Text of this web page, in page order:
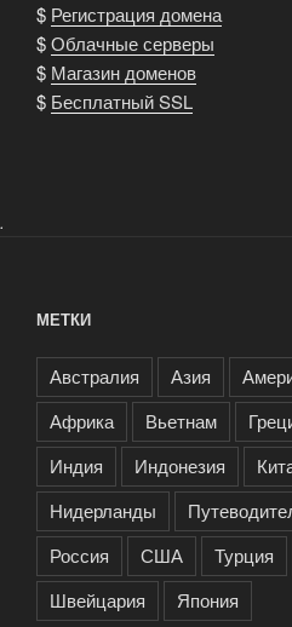
$ Регистрация домена
$Облачные серверы
$ Магазин доменов
$ Бесплатный SSL
.
МЕТКИ
Австралия Азия
Африка
Вьетнам
Индия
Индонезия
Нидерланды
Россия
США Турция
Швейцария
Япония